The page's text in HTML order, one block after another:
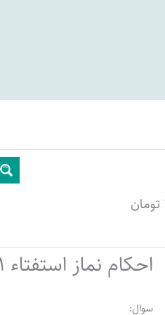
احکام نماز استفتاء 311
سوال: